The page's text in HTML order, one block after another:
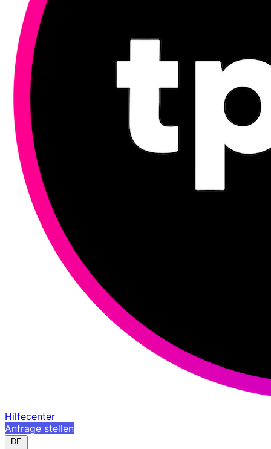
Hilfecenter
Anfrage stellen
DE